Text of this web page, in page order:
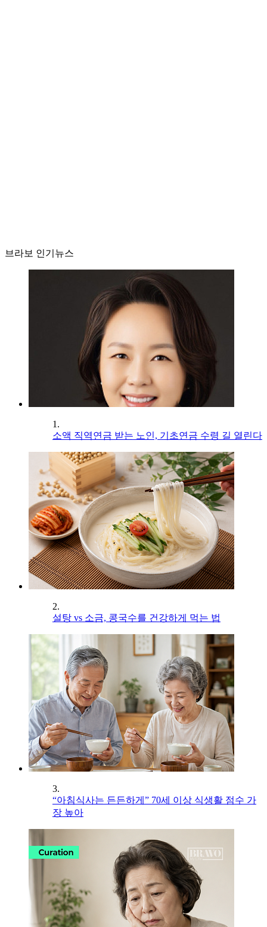
브라보 인기뉴스
1.
소액 직역연금 받는 노인, 기초연금 수령 길 열린다
2.
설탕 vs 소금, 콩국수를 건강하게 먹는 법
3.
“아침식사는 든든하게” 70세 이상 식생활 점수 가
장 높아